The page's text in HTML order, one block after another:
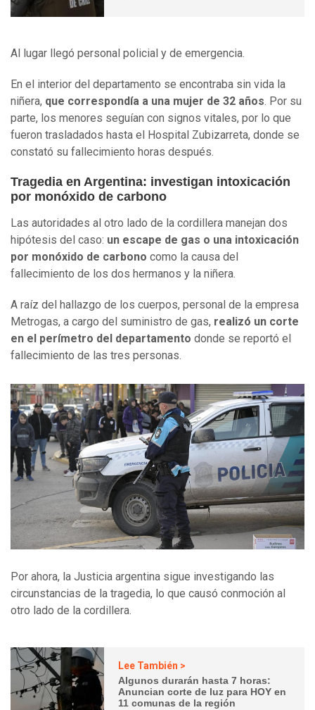
Al lugar llegó personal policial y de emergencia.
En el interior del departamento se encontraba sin vida la
niñera, que correspondía a una mujer de 32 años. Por su
parte, los menores seguían con signos vitales, por lo que
fueron trasladados hasta el Hospital Zubizarreta, donde se
constató su fallecimiento horas después.
Tragedia en Argentina: investigan intoxicación
por monóxido de carbono
Las autoridades al otro lado de la cordillera manejan dos
hipótesis del caso: un escape de gas o una intoxicación
por monóxido de carbono como la causa del
fallecimiento de los dos hermanos y la niñera.
A raíz del hallazgo de los cuerpos, personal de la empresa
Metrogas, a cargo del suministro de gas, realizó un corte
en el perímetro del departamento donde se reportó el
fallecimiento de las tres personas.
Por ahora, la Justicia argentina sigue investigando las
circunstancias de la tragedia, lo que causó conmoción al
otro lado de la cordillera.
Lee También >
Algunos durarán hasta 7 horas:
Anuncian corte de luz para HOY en
11 comunas de la región